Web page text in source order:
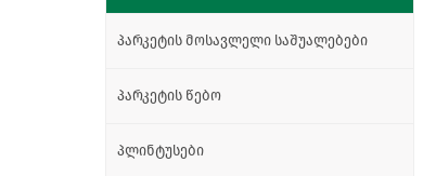
პარკეტის მოსავლელი საშუალებები
პარკეტის წებო
პლინტუსები